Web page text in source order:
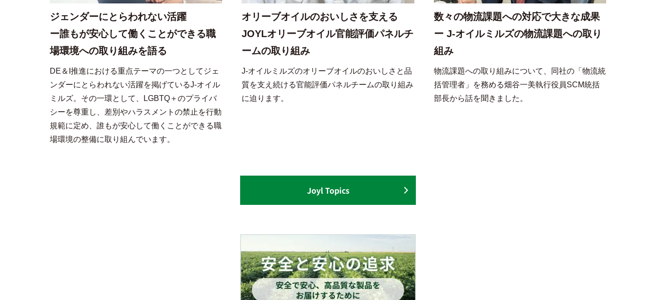
ジェンダーにとらわれない活躍
ー誰もが安心して働くことができる職
場環境への取り組みを語る
DE＆I推進における重点テーマの一つとしてジェ
ンダーにとらわれない活躍を掲げているJ-オイル
ミルズ。その一環として、LGBTQ＋のプライバ
シーを尊重し、差別やハラスメントの禁止を行動
規範に定め、誰もが安心して働くことができる職
場環境の整備に取り組んでいます。
オリーブオイルのおいしさを支える
JOYLオリーブオイル官能評価パネルチ
ームの取り組み
J-オイルミルズのオリーブオイルのおいしさと品
質を支え続ける官能評価パネルチームの取り組み
に迫ります。
数々の物流課題への対応で大きな成果
ー J-オイルミルズの物流課題への取り
組み
物流課題への取り組みについて、同社の「物流統
括管理者」を務める畑谷一美執行役員SCM統括
部長から話を聞きました。
Joyl Topics